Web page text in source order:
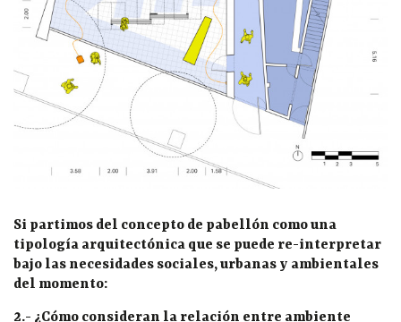
Si partimos del concepto de pabellón como una
tipología arquitectónica que se puede re-interpretar
bajo las necesidades sociales, urbanas y ambientales
del momento:
2.- ¿Cómo consideran la relación entre ambiente